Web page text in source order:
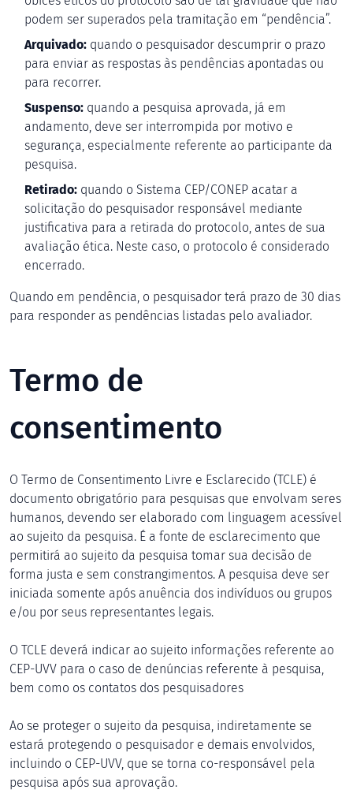
podem ser superados pela tramitação em “pendência”.
Arquivado: quando o pesquisador descumprir o prazo
para enviar as respostas às pendências apontadas ou
para recorrer.
Suspenso: quando a pesquisa aprovada, já em
andamento, deve ser interrompida por motivo e
segurança, especialmente referente ao participante da
pesquisa.
Retirado: quando o Sistema CEP/CONEP acatar a
solicitação do pesquisador responsável mediante
justificativa para a retirada do protocolo, antes de sua
avaliação ética. Neste caso, o protocolo é considerado
encerrado.
Quando em pendência, o pesquisador terá prazo de 30 dias
para responder as pendências listadas pelo avaliador.
Termo de
consentimento
O Termo de Consentimento Livre e Esclarecido (TCLE) é
documento obrigatório para pesquisas que envolvam seres
humanos, devendo ser elaborado com linguagem acessível
ao sujeito da pesquisa. É a fonte de esclarecimento que
permitirá ao sujeito da pesquisa tomar sua decisão de
forma justa e sem constrangimentos. A pesquisa deve ser
iniciada somente após anuência dos indivíduos ou grupos
e/ou por seus representantes legais.
O TCLE deverá indicar ao sujeito informações referente ao
CEP-UVV para o caso de denúncias referente à pesquisa,
bem como os contatos dos pesquisadores
Ao se proteger o sujeito da pesquisa, indiretamente se
estará protegendo o pesquisador e demais envolvidos,
incluindo o CEP-UVV, que se torna co-responsável pela
pesquisa após sua aprovação.